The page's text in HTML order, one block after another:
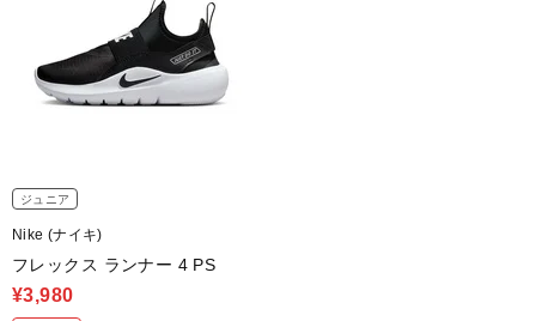
ジュニア
Nike (ナイキ)
フレックス ランナー 4 PS
¥3,980